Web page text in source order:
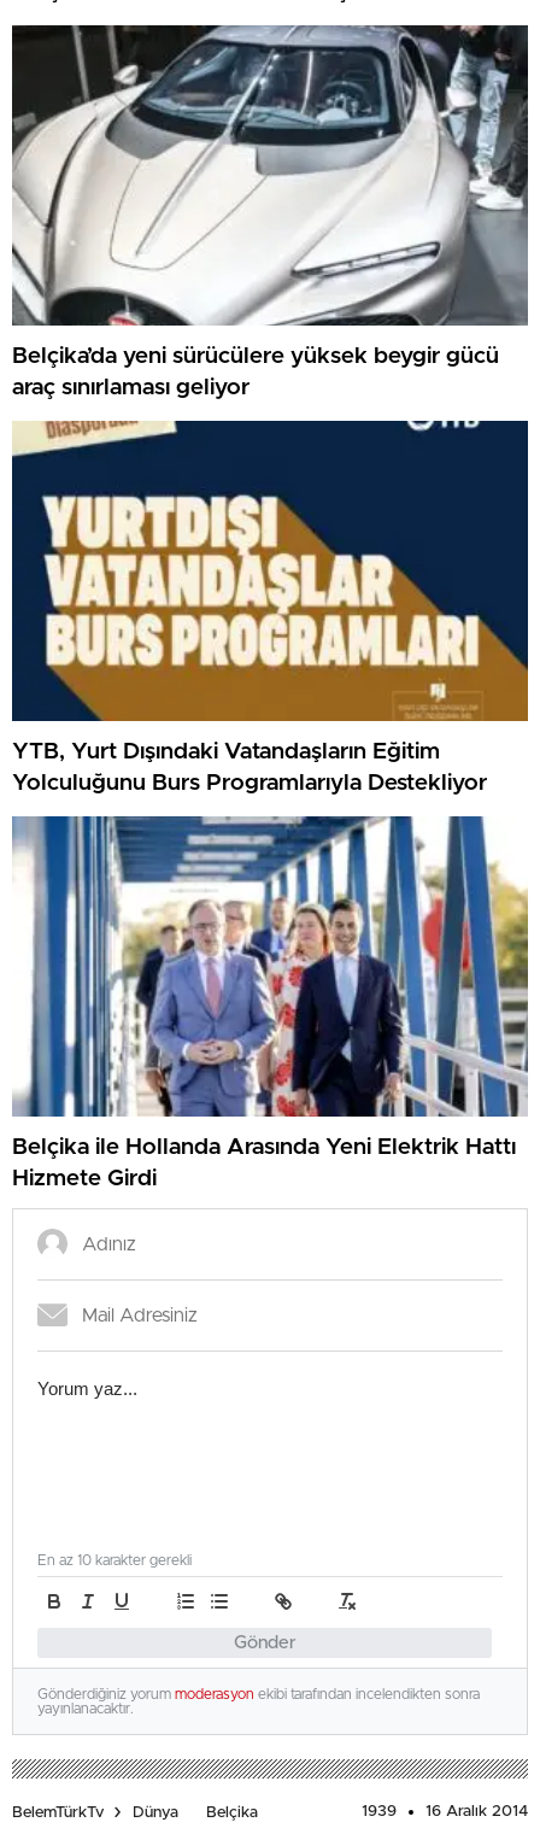
Belçika’da yeni sürücülere yüksek beygir gücü
araç sınırlaması geliyor
YTB, Yurt Dışındaki Vatandaşların Eğitim
Yolculuğunu Burs Programlarıyla Destekliyor
Belçika ile Hollanda Arasında Yeni Elektrik Hattı
Hizmete Girdi
Gönder
En az 10 karakter gerekli
Gönderdiğiniz yorum moderasyon ekibi tarafından incelendikten sonra
yayınlanacaktır.
BelemTürkTv Dünya Belçika 1939 16 Aralık 2014